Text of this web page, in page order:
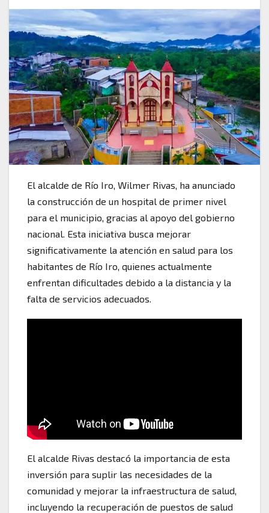
El alcalde de Río Iro, Wilmer Rivas, ha anunciado
la construcción de un hospital de primer nivel
para el municipio, gracias al apoyo del gobierno
nacional. Esta iniciativa busca mejorar
significativamente la atención en salud para los
habitantes de Río Iro, quienes actualmente
enfrentan dificultades debido a la distancia y la
falta de servicios adecuados.
El alcalde Rivas destacó la importancia de esta
inversión para suplir las necesidades de la
comunidad y mejorar la infraestructura de salud,
incluyendo la recuperación de puestos de salud